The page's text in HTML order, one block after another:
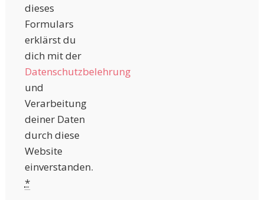
dieses
Formulars
erklärst du
dich mit der
Datenschutzbelehrung
und
Verarbeitung
deiner Daten
durch diese
Website
einverstanden.
*